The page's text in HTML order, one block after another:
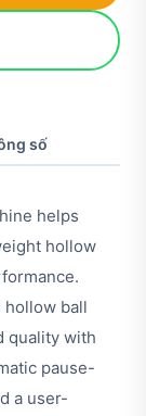
số
helps
hollow
ball
quality with
pause-
a user-